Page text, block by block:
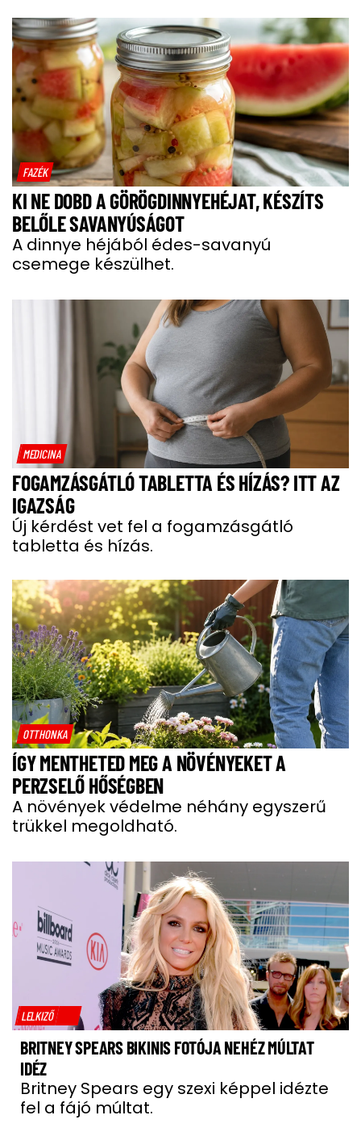
FAZÉK
KI NE DOBD A GÖRÖGDINNYEHÉJAT, KÉSZÍTS
BELŐLE SAVANYÚSÁGOT
A dinnye héjából édes-savanyú
csemege készülhet.
MEDICINA
FOGAMZÁSGÁTLÓ TABLETTA ÉS HÍZÁS? ITT AZ
IGAZSÁG
Új kérdést vet fel a fogamzásgátló
tabletta és hízás.
OTTHONKA
ÍGY MENTHETED MEG A NÖVÉNYEKET A
PERZSELŐ HŐSÉGBEN
A növények védelme néhány egyszerű
trükkel megoldható.
LELKIZŐ
BRITNEY SPEARS BIKINIS FOTÓJA NEHÉZ MÚLTAT
IDÉZ
Britney Spears egy szexi képpel idézte
fel a fájó múltat.